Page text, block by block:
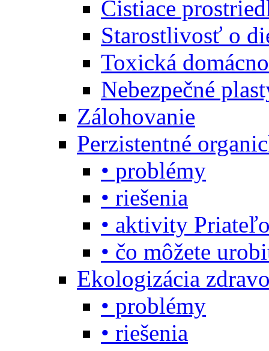
Čistiace
Starostlivosť o
Toxická
Nebezpečné
Zálohovanie
Perzistentné
• problémy
• riešenia
• aktivity
• čo môžete
Ekologizácia
• problémy
• riešenia